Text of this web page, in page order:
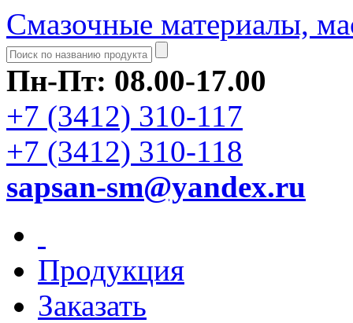
Смазочные материалы,
Пн-Пт: 08.00-17.00
+7 (3412) 310-117
+7 (3412) 310-118
sapsan-sm@yandex.ru
Продукция
Заказать